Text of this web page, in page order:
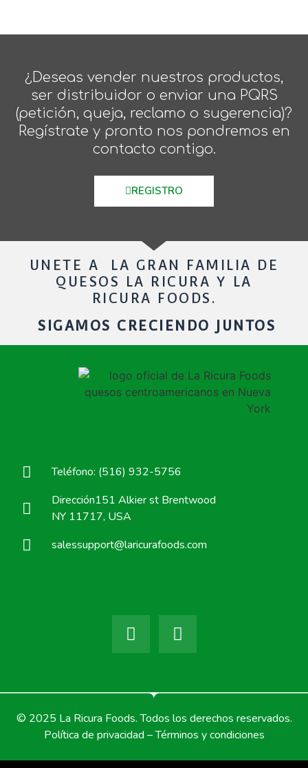
¿Deseas vender nuestros productos,
ser distribuidor o enviar una PQRS
(petición, queja, reclamo o sugerencia)?
Regístrate y pronto nos pondremos en
contacto contigo.
REGISTRO
UNETE A LA GRAN FAMILIA DE
QUESOS LA RICURA Y LA
RICURA FOODS.
SIGAMOS CRECIENDO JUNTOS
Teléfono: (516) 932-5756
Dirección151 Alkier st Brentwood
NY 11717, USA
salessupport@laricurafoods.com
© 2025 La Ricura Foods. Todos los derechos reservados.
Política de privacidad – Términos y condiciones